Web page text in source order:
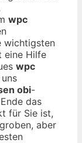
wpc
wichtigsten
eine Hilfe
wpc
obi-
das
für Sie ist,
aber